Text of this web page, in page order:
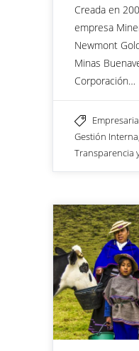
Creada en
empresa
Newmont
Minas
Corporación…
Gestión Interna
Transparencia